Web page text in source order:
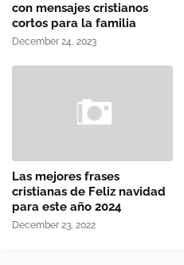
con mensajes cristianos
cortos para la familia
December 24, 2023
Las mejores frases
cristianas de Feliz navidad
para este año 2024
December 23, 2022